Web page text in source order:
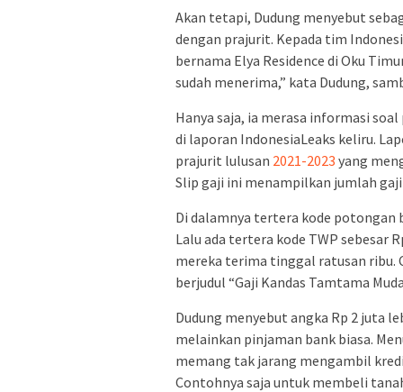
Akan tetapi, Dudung menyebut
dengan prajurit. Kepada tim
bernama Elya Residence di Oku
sudah menerima,” kata Dudung,
Hanya saja, ia merasa informasi
di laporan IndonesiaLeaks keliru.
prajurit lulusan 2021-2023 yang
Slip gaji ini menampilkan jumlah
Di dalamnya tertera kode potongan
Lalu ada tertera kode TWP sebesar
mereka terima tinggal ratusan ribu.
berjudul “Gaji Kandas Tamtama
Dudung menyebut angka Rp 2 juta
melainkan pinjaman bank biasa.
memang tak jarang mengambil
Contohnya saja untuk membeli